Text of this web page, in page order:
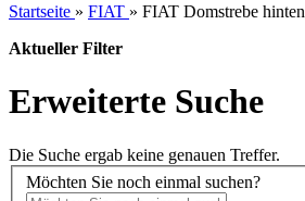
Startseite » FIAT » FIAT Domstrebe hinten
Aktueller Filter
Erweiterte Suche
Die Suche ergab keine genauen Treffer.
Möchten Sie noch einmal suchen?